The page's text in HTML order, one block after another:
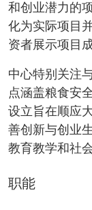
和创业潜力的
化为实际项目
资者展示项目成
中心特别关注
点涵盖粮食安
设立旨在顺应
善创新与创业
教育教学和社
职能